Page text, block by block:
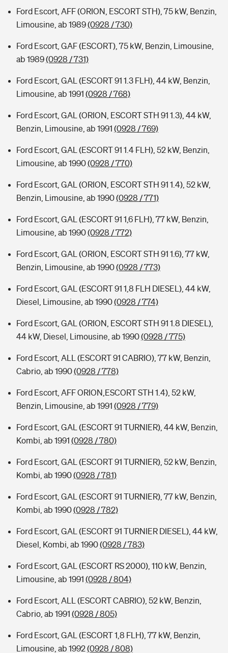
Ford Escort, AFF (ORION, ESCORT STH), 75 kW, Benzin,
Limousine, ab 1989(0928 / 730)
Ford Escort, GAF (ESCORT), 75 kW, Benzin, Limousine,
ab 1989(0928 / 731)
Ford Escort, GAL (ESCORT 91 1.3 FLH), 44 kW, Benzin,
Limousine, ab 1991 (0928 / 768)
Ford Escort, GAL (ORION, ESCORT STH 91 1.3), 44 kW,
Benzin, Limousine, ab 1991 (0928 / 769)
Ford Escort, GAL (ESCORT 91 1.4 FLH), 52 kW, Benzin,
Limousine, ab 1990(0928 / 770)
Ford Escort, GAL (ORION, ESCORT STH 91 1.4), 52 kW,
Benzin, Limousine, ab 1990(0928 / 771)
Ford Escort, GAL (ESCORT 91 1,6 FLH), 77 kW, Benzin,
Limousine, ab 1990(0928 / 772)
Ford Escort, GAL (ORION, ESCORT STH 91 1.6), 77 kW,
Benzin, Limousine, ab 1990(0928 / 773)
Ford Escort, GAL (ESCORT 91 1,8 FLH DIESEL), 44 kW,
Diesel, Limousine, ab 1990(0928 / 774)
Ford Escort, GAL (ORION, ESCORT STH 91 1.8 DIESEL),
44 kW, Diesel, Limousine, ab 1990(0928 / 775)
Ford Escort, ALL (ESCORT 91 CABRIO), 77 kW, Benzin,
Cabrio, ab 1990(0928 / 778)
Ford Escort, AFF ORION,ESCORT STH 1.4), 52 kW,
Benzin, Limousine, ab 1991 (0928 / 779)
Ford Escort, GAL (ESCORT 91 TURNIER), 44 kW, Benzin,
Kombi, ab 1991 (0928 / 780)
Ford Escort, GAL (ESCORT 91 TURNIER), 52 kW, Benzin,
Kombi, ab 1990(0928 / 781)
Ford Escort, GAL (ESCORT 91 TURNIER), 77 kW, Benzin,
Kombi, ab 1990(0928 / 782)
Ford Escort, GAL (ESCORT 91 TURNIER DIESEL), 44 kW,
Diesel, Kombi, ab 1990(0928 / 783)
Ford Escort, GAL (ESCORT RS 2000), 110 kW, Benzin,
Limousine, ab 1991 (0928 / 804)
Ford Escort, ALL (ESCORT CABRIO), 52 kW, Benzin,
Cabrio, ab 1991 (0928 / 805)
Ford Escort, GAL (ESCORT 1,8 FLH), 77 kW, Benzin,
Limousine, ab 1992(0928 / 808)